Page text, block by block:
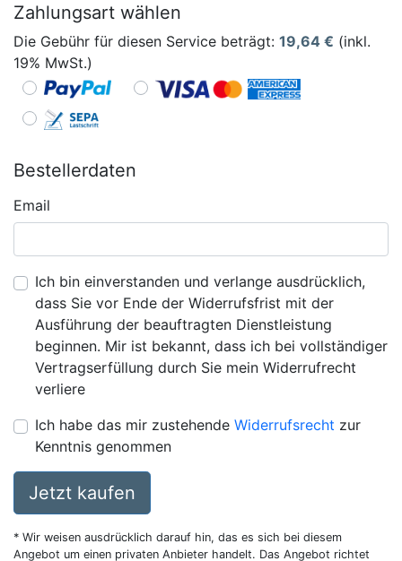
Zahlungsart wählen
Die Gebühr für diesen Service beträgt: 19,64 € (inkl.
19% MwSt.)
Bestellerdaten
Email
Ich bin einverstanden und verlange ausdrücklich,
dass Sie vor Ende der Widerrufsfrist mit der
Ausführung der beauftragten Dienstleistung
beginnen. Mir ist bekannt, dass ich bei vollständiger
Vertragserfüllung durch Sie mein Widerrufrecht
verliere
Ich habe das mir zustehende Widerrufsrecht zur
Kenntnis genommen
Jetzt kaufen
* Wir weisen ausdrücklich darauf hin, das es sich bei diesem
Angebot um einen privaten Anbieter handelt. Das Angebot richtet